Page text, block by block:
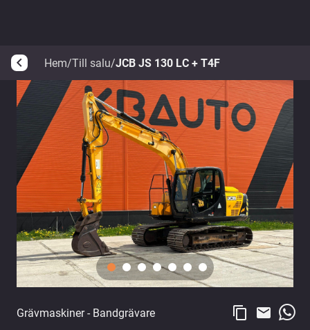
arrow_back_ios Hem/Till salu/JCB JS 130 LC + T4F
Grävmaskiner- Bandgrävare
content_copy email